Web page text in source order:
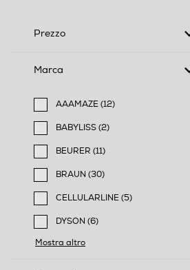
Prezzo
Marca
AAAMAZE (12)
Filtra per Marca: AAAMAZE
BABYLISS (2)
Filtra per Marca: BABYLISS
BEURER (11)
Filtra per Marca: BEURER
BRAUN (30)
Filtra per Marca: BRAUN
CELLULARLINE (5)
Filtra per Marca: CELLULARLINE
DYSON (6)
Filtra per Marca: DYSON
Mostra altro